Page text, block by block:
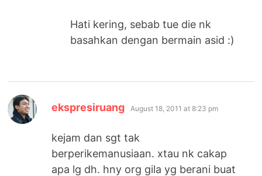
Hati kering, sebab tue die nk
basahkan dengan bermain asid :)
ekspresiruang says:
August 18, 2011 at 8:23 pm
kejam dan sgt tak
berperikemanusiaan. xtau nk cakap
apa lg dh. hny org gila yg berani buat